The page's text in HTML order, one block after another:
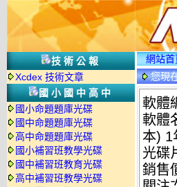
技術公報
Xcdex 技術文章
國小國中高中
國小命題題庫光碟
國中命題題庫光碟
高中命題題庫光碟
國小補習班教學光碟
國中補習班教育光碟
高中補習班教學光碟
網站首
您現
軟體
軟體
本) 1
光碟
銷售